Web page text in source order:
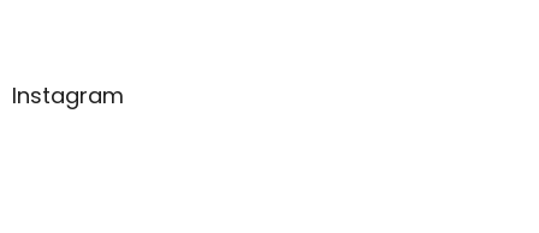
Instagram